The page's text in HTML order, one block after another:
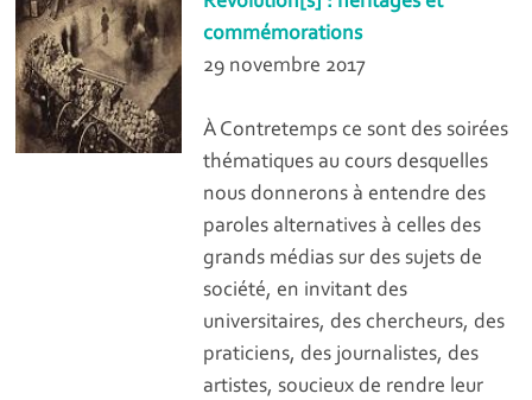
commémorations
29 novembre 2017
À Contretemps ce sont des soirées
thématiques au cours desquelles
nous donnerons à entendre des
paroles alternatives à celles des
grands médias sur des sujets de
société, en invitant des
universitaires, des chercheurs, des
praticiens, des journalistes, des
artistes, soucieux de rendre leur